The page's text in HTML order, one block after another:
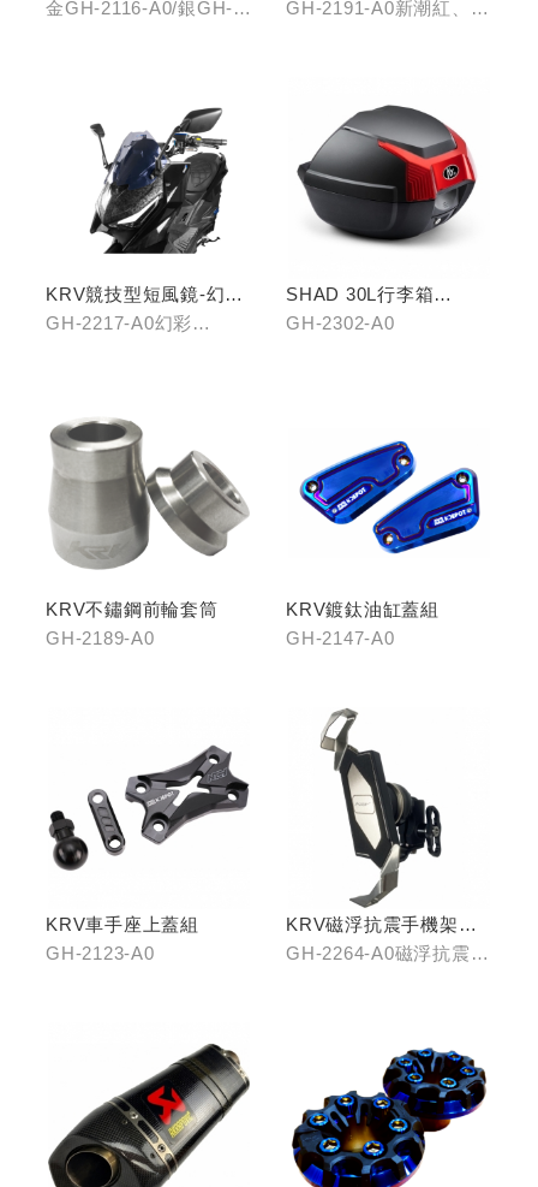
金GH-2116-A0/銀GH-
GH-2191-A0新潮紅、
KRV競技型短風鏡-幻彩
藍/燻黑
GH-2217-A0幻彩
SHAD 30L行李箱
(KYMCO專屬款)
GH-2302-A0
KRV不鏽鋼前輪套筒
GH-2189-A0
KRV鍍鈦油缸蓋組
GH-2147-A0
KRV車手座上蓋組
GH-2123-A0
KRV磁浮抗震手機架組
(含整合支架)
GH-2264-A0磁浮抗震手